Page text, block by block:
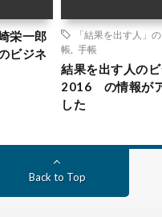
栄一郎
ビジネ
「結果を出す人」
帳
手帳
結果を出す人の
2016 の情報が
した
Back to Top